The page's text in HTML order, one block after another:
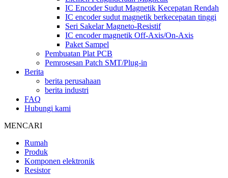
IC Encoder Sudut Magnetik Kecepatan Rendah
IC encoder sudut magnetik berkecepatan tinggi
Seri Sakelar Magneto-Resistif
IC encoder magnetik Off-Axis/On-Axis
Paket Sampel
Pembuatan Plat PCB
Pemrosesan Patch SMT/Plug-in
Berita
berita perusahaan
berita industri
FAQ
Hubungi kami
MENCARI
Rumah
Produk
Komponen elektronik
Resistor